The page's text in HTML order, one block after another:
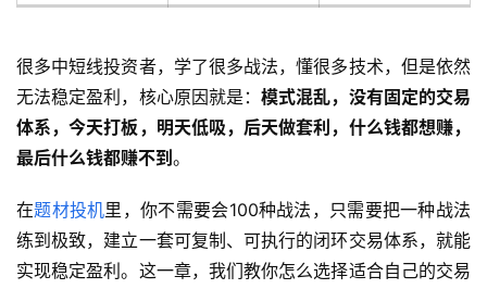
很多中短线投资者，学了很多战法，懂很多技术，但是依然
无法稳定盈利，核心原因就是：模式混乱，没有固定的交易
体系，今天打板，明天低吸，后天做套利，什么钱都想赚，
最后什么钱都赚不到 。
在题材投机里，你不需要会100种战法，只需要把一种战法
练到极致，建立一套可复制、可执行的闭环交易体系，就能
实现稳定盈利。这一章，我们教你怎么选择适合自己的交易